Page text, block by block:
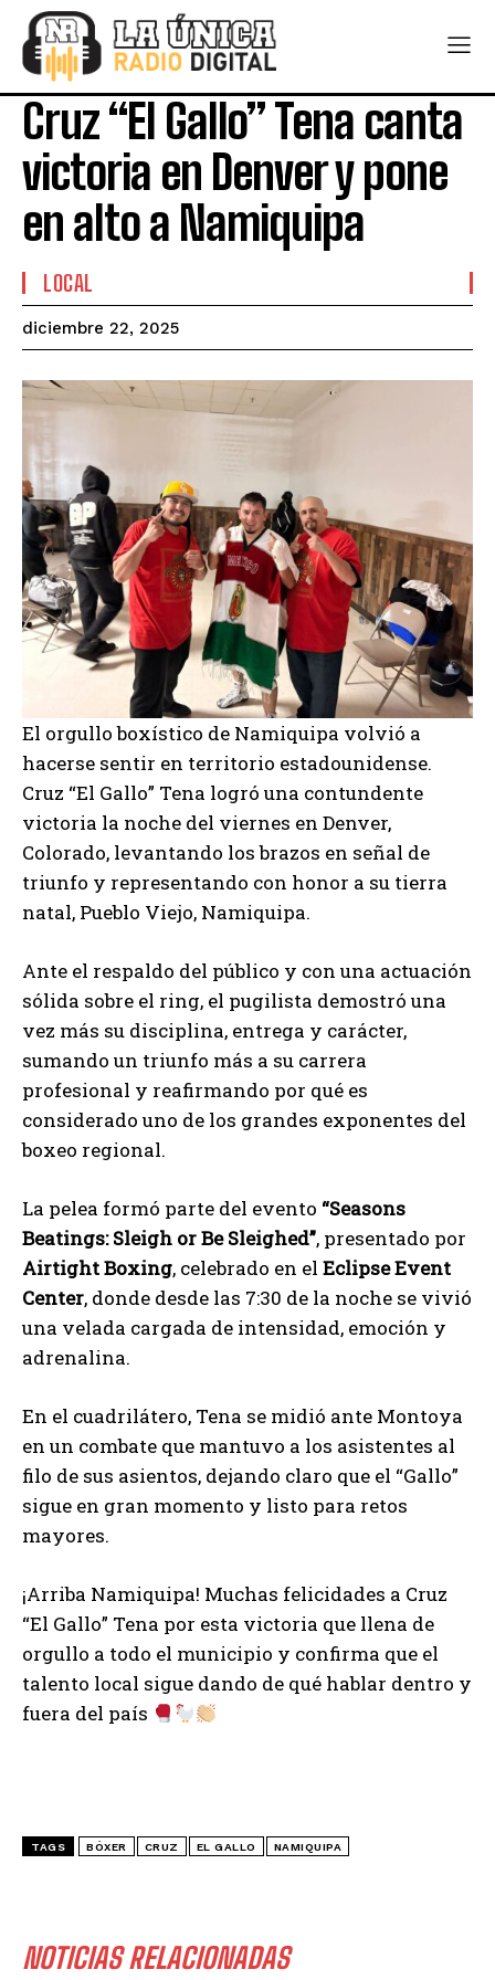
Cruz “El Gallo” Tena canta
victoria en Denver y pone
en alto a Namiquipa
LOCAL
diciembre 22, 2025
El orgullo boxístico de Namiquipa volvió a
hacerse sentir en territorio estadounidense.
Cruz “El Gallo” Tena logró una contundente
victoria la noche del viernes en Denver,
Colorado, levantando los brazos en señal de
triunfo y representando con honor a su tierra
natal, Pueblo Viejo, Namiquipa.
Ante el respaldo del público y con una actuación
sólida sobre el ring, el pugilista demostró una
vez más su disciplina, entrega y carácter,
sumando un triunfo más a su carrera
profesional y reafirmando por qué es
considerado uno de los grandes exponentes del
boxeo regional.
La pelea formó parte del evento “Seasons
Beatings: Sleigh or Be Sleighed”, presentado por
Airtight Boxing, celebrado en el Eclipse Event
Center, donde desde las 7:30 de la noche se vivió
una velada cargada de intensidad, emoción y
adrenalina.
En el cuadrilátero, Tena se midió ante Montoya
en un combate que mantuvo a los asistentes al
filo de sus asientos, dejando claro que el “Gallo”
sigue en gran momento y listo para retos
mayores.
¡Arriba Namiquipa! Muchas felicidades a Cruz
“El Gallo” Tena por esta victoria que llena de
orgullo a todo el municipio y confirma que el
talento local sigue dando de qué hablar dentro y
fuera del país
TAGS BÓXER CRUZ EL GALLO NAMIQUIPA
NOTICIAS RELACIONADAS